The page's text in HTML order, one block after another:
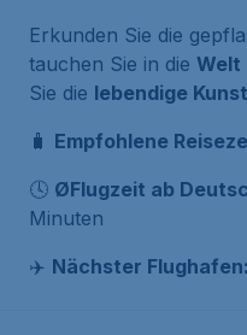
Erkunden Sie die
tauchen Sie in die Welt
Sie die lebendige
🧳 Empfohlene
🕓 ØFlugzeit ab
Minuten
✈️ Nächster Flughafen: